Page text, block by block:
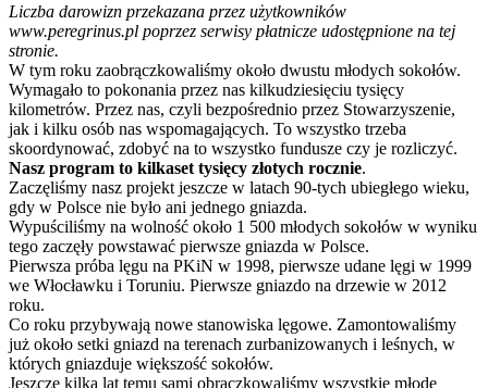
Liczba darowizn przekazana przez użytkowników
www.peregrinus.pl poprzez serwisy płatnicze udostępnione na tej
stronie.
W tym roku zaobrączkowaliśmy około dwustu młodych sokołów.
Wymagało to pokonania przez nas kilkudziesięciu tysięcy
kilometrów. Przez nas, czyli bezpośrednio przez Stowarzyszenie,
jak i kilku osób nas wspomagających. To wszystko trzeba
skoordynować, zdobyć na to wszystko fundusze czy je rozliczyć.
Nasz program to kilkaset tysięcy złotych rocznie.
Zaczęliśmy nasz projekt jeszcze w latach 90-tych ubiegłego wieku,
gdy w Polsce nie było ani jednego gniazda.
Wypuściliśmy na wolność około 1 500 młodych sokołów w wyniku
tego zaczęły powstawać pierwsze gniazda w Polsce.
Pierwsza próba lęgu na PKiN w 1998, pierwsze udane lęgi w 1999
we Włocławku i Toruniu. Pierwsze gniazdo na drzewie w 2012
roku.
Co roku przybywają nowe stanowiska lęgowe. Zamontowaliśmy
już około setki gniazd na terenach zurbanizowanych i leśnych, w
których gniazduje większość sokołów.
Jeszcze kilka lat temu sami obrączkowaliśmy wszystkie młode